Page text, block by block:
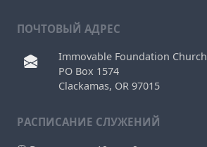
ПОЧТОВЫЙ АДРЕС
Immovable Foundation Church
PO Box 1574
Clackamas, OR 97015
РAСПИСАНИЕ СЛУЖЕНИЙ